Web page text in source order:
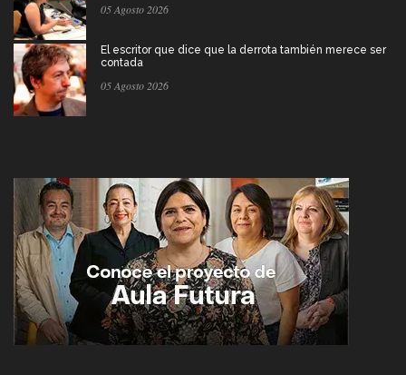
05 Agosto 2026
El escritor que dice que la derrota también merece ser
contada
05 Agosto 2026